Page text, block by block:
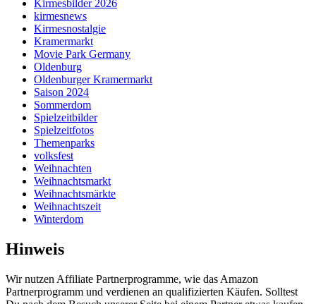
Kirmesbilder 2026
kirmesnews
Kirmesnostalgie
Kramermarkt
Movie Park Germany
Oldenburg
Oldenburger Kramermarkt
Saison 2024
Sommerdom
Spielzeitbilder
Spielzeitfotos
Themenparks
volksfest
Weihnachten
Weihnachtsmarkt
Weihnachtsmärkte
Weihnachtszeit
Winterdom
Hinweis
Wir nutzen Affiliate Partnerprogramme, wie das Amazon
Partnerprogramm und verdienen an qualifizierten Käufen. Solltest